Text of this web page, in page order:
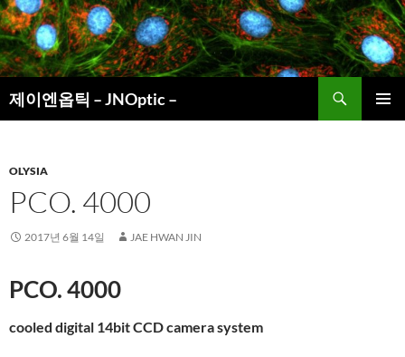
컨
텐
츠
로
건
너
제이엔옵틱 – JNOptic –
색
OLYSIA
PCO. 4000
2017년 6월 14일 JAE HWAN JIN
PCO. 4000
cooled digital 14bit CCD camera system